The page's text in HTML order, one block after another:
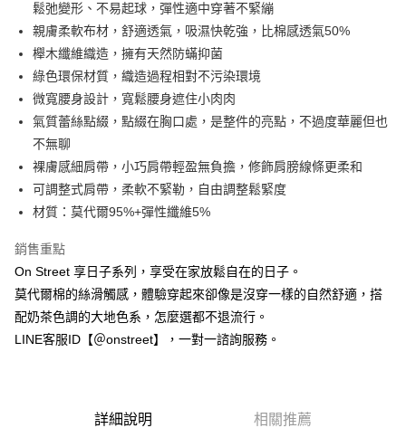
上海商業儲蓄銀行
台北富邦商業銀行
國泰世華商業銀行
兆豐國際商業銀行
臺灣中小企業銀行
台中商業銀行
匯豐（台灣）商業銀行
華泰商業銀行
聯邦商業銀行
遠東國際商業銀行
元大商業銀行
永豐商業銀行
玉山商業銀行
星展（台灣）商業銀行
台新國際商業銀行
台灣樂天信用卡公司
LINE Pay
Apple Pay
街口支付
AFTEE先享後付
相關說明
【關於「AFTEE先享後付」】
AFTEE先享後付是「在收到商品之後才付款」的支付方式。 讓您購物簡單
便利好安心！
２．便利：只要手機號碼，簡訊認證，即可結帳。
３．安心：先確認商品／服務後，再付款。
【「AFTEE先享後付」結帳流程】
１．於結帳方式選擇「AFTEE先享後付」後，將跳轉至「AFTEE先享後付」
結帳頁面，進行簡訊認證並確認金額後，即可完成結帳。
購買商品的店家。未經商家同意取消之訂單仍視為有效，需透過AFTEE先享
運送方式
全家付款取貨
每筆NT$80，滿NT$1,500(含以上)免運費
付款後全家取貨
每筆NT$80，滿NT$1,500(含以上)免運費
鬆弛變形、不易起球，彈性適中穿著不緊繃
親膚柔軟布材，舒適透氣，吸濕快乾強，比棉感透氣50%
櫸木纖維織造，擁有天然防蟎抑菌
綠色環保材質，織造過程相對不污染環境
微寬腰身設計，寬鬆腰身遮住小肉肉
氣質蕾絲點綴，點綴在胸口處，是整件的亮點，不過度華麗但也
不無聊
裸膚感細肩帶，小巧肩帶輕盈無負擔，修飾肩膀線條更柔和
可調整式肩帶，柔軟不緊勒，自由調整鬆緊度
材質：莫代爾95%+彈性纖維5%
銷售重點
On Street 享日子系列，享受在家放鬆自在的日子。
莫代爾棉的絲滑觸感，體驗穿起來卻像是沒穿一樣的自然舒適，搭
配奶茶色調的大地色系，怎麼選都不退流行。
LINE客服ID【＠onstreet】，一對一諮詢服務。
詳細說明 相關推薦